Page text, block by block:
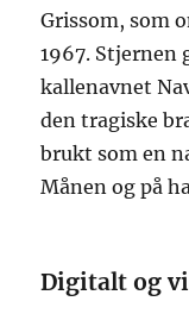
Grissom, som
1967. Stjernen
kallenavnet
den tragiske
brukt som en
Månen og på
Digitalt og